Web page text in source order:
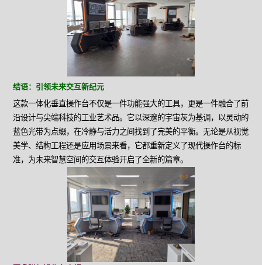
结语：引领未来交互新纪元
这款一体化垂直操作台不仅是一件功能强大的工具，更是一件融合了前
沿设计与尖端科技的工业艺术品。它以深邃的宇宙灰为基调，以灵动的
蓝色光带为点缀，在冷静与活力之间找到了完美的平衡。无论是从视觉
美学、结构工程还是应用场景来看，它都重新定义了现代操作台的标
准，为未来智慧空间的交互体验开启了全新的篇章。